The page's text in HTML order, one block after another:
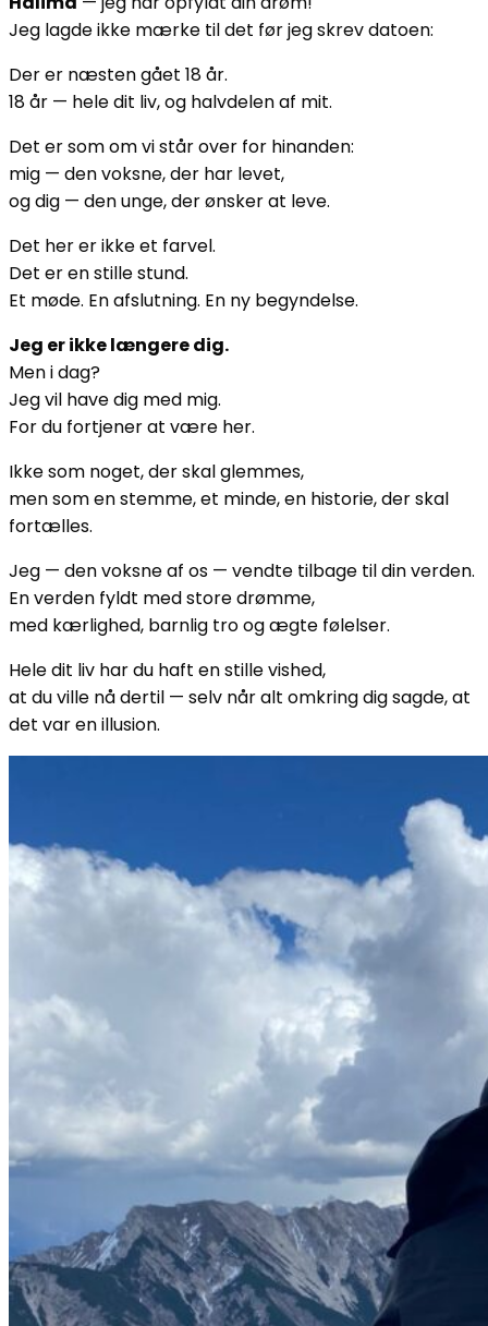
Jeg lagde ikke mærke til det før jeg skrev datoen:
Der er næsten gået 18 år.
18 år — hele dit liv, og halvdelen af mit.
Det er som om vi står over for hinanden:
mig — den voksne, der har levet,
og dig — den unge, der ønsker at leve.
Det her er ikke et farvel.
Det er en stille stund.
Et møde. En afslutning. En ny begyndelse.
Jeg er ikke længere dig.
Men i dag?
Jeg vil have dig med mig.
For du fortjener at være her.
Ikke som noget, der skal glemmes,
men som en stemme, et minde, en historie, der skal
fortælles.
Jeg — den voksne af os — vendte tilbage til din verden.
En verden fyldt med store drømme,
med kærlighed, barnlig tro og ægte følelser.
Hele dit liv har du haft en stille vished,
at du ville nå dertil — selv når alt omkring dig sagde, at
det var en illusion.